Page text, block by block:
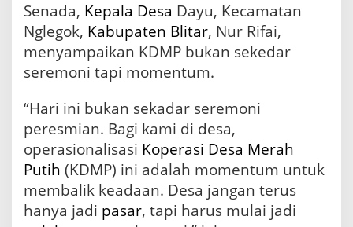
Senada, Kepala Desa Dayu, Kecamatan
Nglegok, Kabupaten Blitar, Nur Rifai,
menyampaikan KDMP bukan sekedar
seremoni tapi momentum.
“Hari ini bukan sekadar seremoni
peresmian. Bagi kami di desa,
operasionalisasi Koperasi Desa Merah
Putih (KDMP) ini adalah momentum untuk
membalik keadaan. Desa jangan terus
hanya jadi pasar, tapi harus mulai jadi